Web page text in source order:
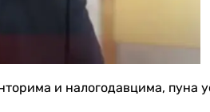
и налогодавцима, пуна